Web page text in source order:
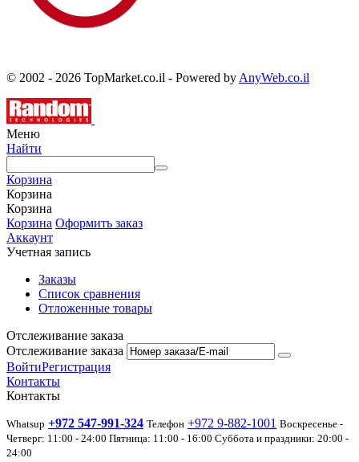
© 2002 - 2026 TopMarket.co.il - Powered by AnyWeb.co.il
Меню
Найти
Корзина
Корзина
Корзина
Корзина Оформить заказ
Аккаунт
Учетная запись
Заказы
Список сравнения
Отложенные товары
Отслеживание заказа
Отслеживание заказа
ВойтиРегистрация
Контакты
Контакты
Whatsup +972 547-991-324 Телефон +972 9-882-1001 Воскресенье -
Четверг: 11:00 - 24:00 Пятница: 11:00 - 16:00 Суббота и праздники: 20:00 -
24:00